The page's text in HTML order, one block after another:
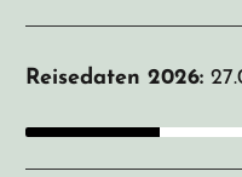
Reisedaten 2026: